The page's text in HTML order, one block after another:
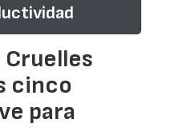
Cruelles
cinco
para